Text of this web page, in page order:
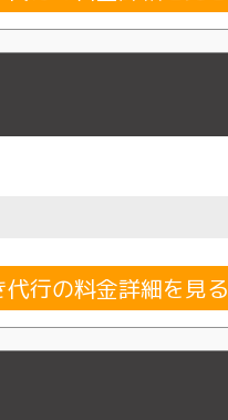
代行の料金詳細を見る